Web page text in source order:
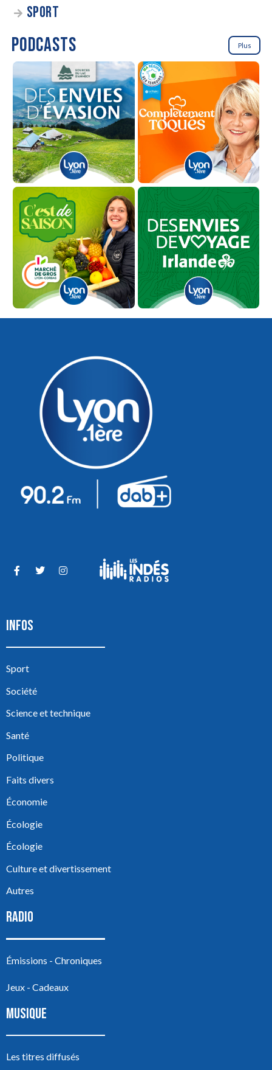
SPORT
PODCASTS Plus
INFOS
Sport
Société
Science et technique
Santé
Politique
Faits divers
Économie
Écologie
Écologie
Culture et divertissement
Autres
RADIO
Émissions - Chroniques
Jeux - Cadeaux
MUSIQUE
Les titres diffusés